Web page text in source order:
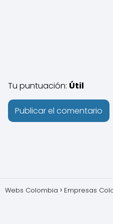
Tu puntuación: Útil
Webs Colombia Empresas